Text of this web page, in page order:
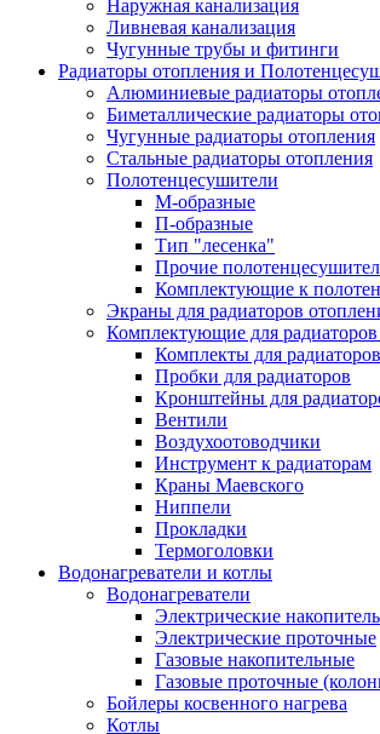
Наружная канализация
Ливневая канализация
Чугунные трубы и фитинги
Радиаторы отопления и
Алюминиевые радиаторы
Биметаллические радиаторы
Чугунные радиаторы отопления
Стальные радиаторы отопления
Полотенцесушители
М-образные
П-образные
Тип "лесенка"
Прочие
Комплектующие к
Экраны для радиаторов
Комплектующие для
Комплекты для радиаторов
Пробки для радиаторов
Кронштейны для
Вентили
Воздухоотоводчики
Инструмент к радиаторам
Краны Маевского
Ниппели
Прокладки
Термоголовки
Водонагреватели и котлы
Водонагреватели
Электрические
Электрические проточные
Газовые накопительные
Газовые проточные
Бойлеры косвенного нагрева
Котлы